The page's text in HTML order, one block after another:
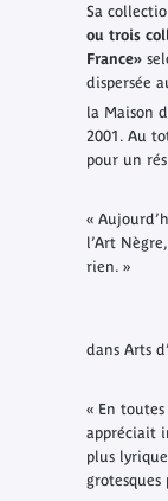
Sa
ou trois
France»
dispersée
la Maison
2001. Au
pour un
«
l’Art
rien.»
dans Arts
« En
appréciait
plus
grotesques